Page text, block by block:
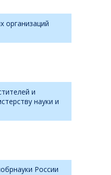
организаций
и
науки и
России